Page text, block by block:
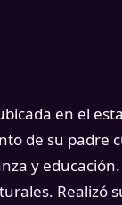
en el
de su padre
y
Realizó